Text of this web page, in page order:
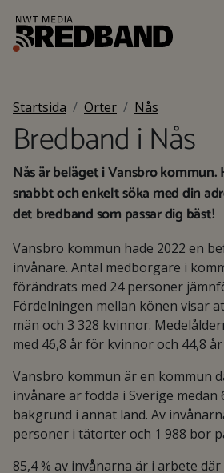
Startsida Orter Nås
Bredband i Nås
Nås är beläget i Vansbro kommun.
snabbt och enkelt söka med din
det bredband som passar dig bäst!
Vansbro kommun hade 2022 en
invånare. Antal medborgare i
förändrats med 24 personer
Fördelningen mellan könen visar
män och 3 328 kvinnor.
med 46,8 år för kvinnor och 44,8
Vansbro kommun är en kommun
invånare är födda i Sverige medan
bakgrund i annat land. Av
personer i tätorter och 1 988 bor
85,4 % av invånarna är i arbete